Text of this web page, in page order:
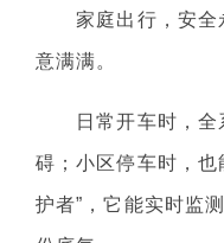
家庭出行，安全永
意满满。
日常开车时，全系
碍；小区停车时，
护者”，它能实时监